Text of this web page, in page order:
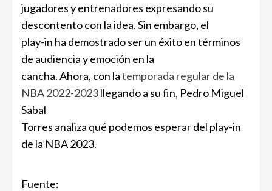
jugadores y entrenadores expresando su
descontento con la idea. Sin embargo, el
play-in ha demostrado ser un éxito en términos
de audiencia y emoción en la
cancha. Ahora, con latemporada regular de la
NBA 2022-2023llegando a su fin, Pedro Miguel
Sabal
Torres analiza qué podemos esperar del play-in
de la NBA 2023.
Fuente: